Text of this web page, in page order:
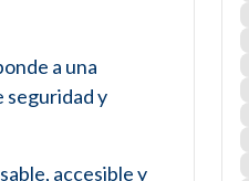
a una
seguridad y
accesible y